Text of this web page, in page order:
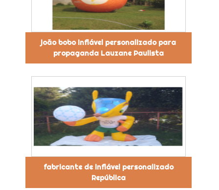
joão bobo inflável personalizado para
propaganda Lauzane Paulista
fabricante de inflável personalizado
República